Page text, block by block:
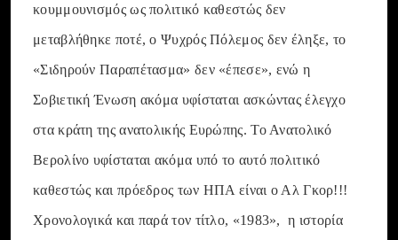
κουμμουνισμός ως πολιτικό καθεστώς δεν
μεταβλήθηκε ποτέ, ο Ψυχρός Πόλεμος δεν έληξε, το
«Σιδηρούν Παραπέτασμα» δεν «έπεσε», ενώ η
Σοβιετική Ένωση ακόμα υφίσταται ασκώντας έλεγχο
στα κράτη της ανατολικής Ευρώπης. Το Ανατολικό
Βερολίνο υφίσταται ακόμα υπό το αυτό πολιτικό
καθεστώς και πρόεδρος των ΗΠΑ είναι ο Αλ Γκορ!!!
Χρονολογικά και παρά τον τίτλο, «1983», η ιστορία